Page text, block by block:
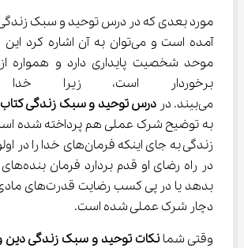
آمده است و می‌توان به آن اشاره
موحد شخصیت پایداری دارد و همواره
برخوردار است،
می‌بیند. در
درس توحید و سبک زندگی
به توضیح شرک عملی هم پرداخته شده
زندگی به جای اینکه
در راه
بدهد یا در پی کسب
دچار شرک عملی شده است.
وقتی شما نکات توحید و سبک زندگی دین